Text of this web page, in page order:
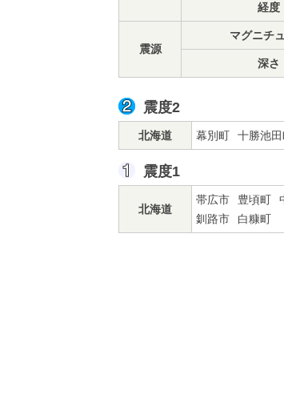
経度
震源
マグニチ
深さ
震度2
北海道 幕別町 十勝池
震度1
北海道
帯広市 豊頃町
釧路市
白糠町